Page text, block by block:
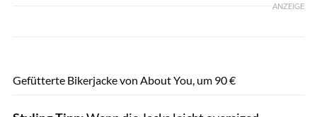
ANZEIGE
Gefütterte Bikerjacke von About You, um 90 €